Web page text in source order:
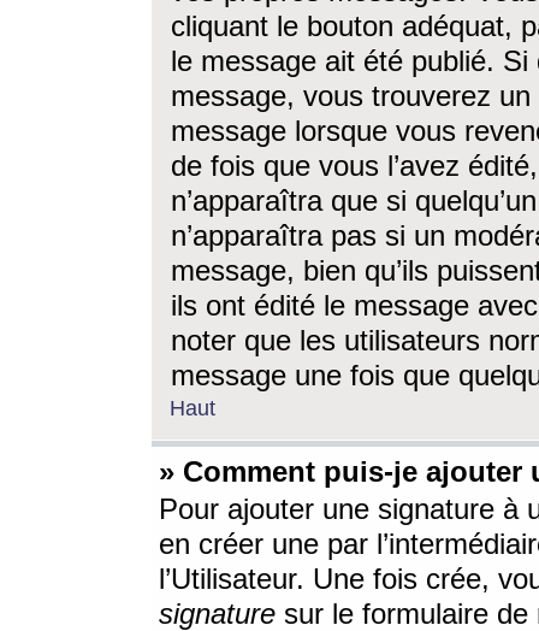
cliquant le bouton adéquat,
le message ait été publié. Si
message, vous trouverez
message lorsque vous
de fois que vous l’avez
n’apparaîtra que si
n’apparaîtra pas si un
message, bien qu’ils
ils ont édité le message
noter que les utilisateurs
message une fois que
Haut
» Comment puis-je ajouter
Pour ajouter une signature à
en créer une par
l’Utilisateur. Une fois crée,
signature sur le formulaire de